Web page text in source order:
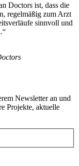
Doctors ist, dass die
regel­mäßig zum Arzt
sinn­voll und
Newsletter an und
Projekte, aktuelle